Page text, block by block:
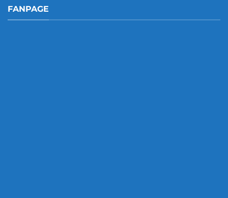
FANPAGE